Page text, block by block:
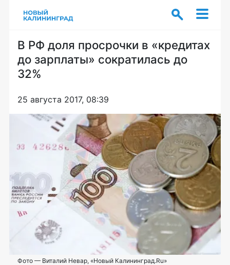
В РФ доля просрочки в «кредитах
до зарплаты» сократилась до
32%
25 августа 2017, 08:39
Фото — Виталий Невар, «Новый Калининград.Ru»